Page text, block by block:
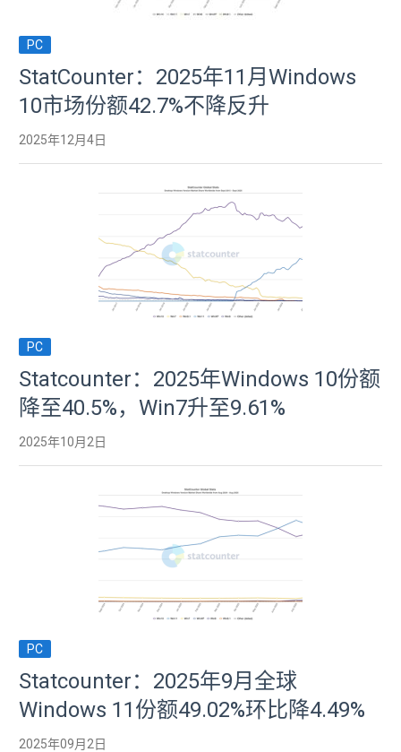
PC
StatCounter：2025年11月Windows
10市场份额42.7%不降反升
2025年12月4日
PC
Statcounter：2025年Windows 10份额
降至40.5%，Win7升至9.61%
2025年10月2日
PC
Statcounter：2025年9月全球
Windows 11份额49.02%环比降4.49%
2025年09月2日